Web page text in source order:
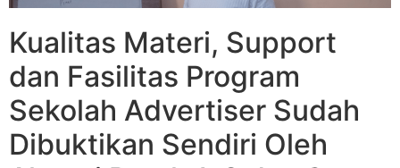
Kualitas Materi, Support
dan Fasilitas Program
Sekolah Advertiser Sudah
Dibuktikan Sendiri Oleh